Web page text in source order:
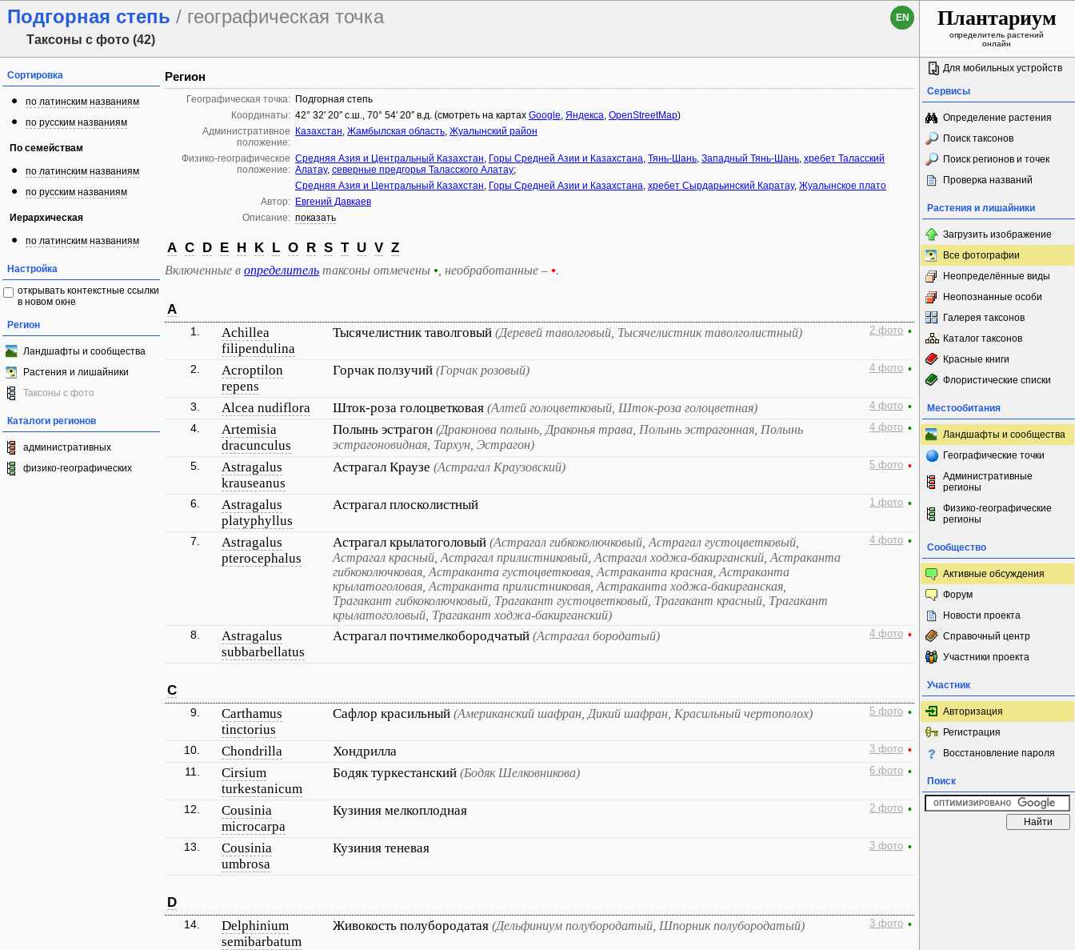
Подгорная степь / географическая точка
Таксоны с фото (42)
EN Плантариум
определитель растений
онлайн
Сортировка
по латинским названиям
по русским названиям
По семействам
по латинским названиям
по русским названиям
Иерархическая
по латинским названиям
Настройка
открывать контекстные ссылки
в новом окне
Регион
Ландшафты и сообщества
Растения и лишайники
Таксоны с фото
Каталоги регионов
административных
физико-географических
Регион
Географическая точка: Подгорная степь
Координаты: 42° 32′ 20″ с.ш., 70° 54′ 20″ в.д. (смотреть на картах Google, Яндекса, OpenStreetMap)
Административное
положение:
Казахстан, Жамбылская область, Жуалынский район
Физико-географическое
положение:
Средняя Азия и Центральный Казахстан, Горы Средней Азии и Казахстана, Тянь-Шань, Западный Тянь-Шань, хребет Таласский
Алатау, северные предгорья Таласского Алатау;
Средняя Азия и Центральный Казахстан, Горы Средней Азии и Казахстана, хребет Сырдарьинский Каратау, Жуалынское плато
Автор: Евгений Давкаев
Описание: показать
A C D E H K L O R S T U V Z
Включенные в определитель таксоны отмечены • , необработанные – •.
A
1.
Achillea
filipendulina
Тысячелистник таволговый (Деревей таволговый, Тысячелистник таволголистный) 2 фото •
2.
Acroptilon
repens
Горчак ползучий (Горчак розовый) 4 фото •
3. Alcea nudiflora Шток-роза голоцветковая (Алтей голоцветковый, Шток-роза голоцветная) 4 фото •
4.
Artemisia
dracunculus
Полынь эстрагон (Драконова полынь, Драконья трава, Полынь эстрагонная, Полынь
эстрагоновидная, Тархун, Эстрагон)
4 фото •
5.
Astragalus
krauseanus
Астрагал Краузе (Астрагал Краузовский) 5 фото •
6.
Astragalus
platyphyllus
Астрагал плосколистный 1 фото •
7.
Astragalus
pterocephalus
Астрагал крылатоголовый (Астрагал гибкоколючковый, Астрагал густоцветковый,
Астрагал красный, Астрагал прилистниковый, Астрагал ходжа-бакирганский, Астраканта
гибкоколючковая, Астраканта густоцветковая, Астраканта красная, Астраканта
крылатоголовая, Астраканта прилистниковая, Астраканта ходжа-бакирганская,
Трагакант гибкоколючковый, Трагакант густоцветковый, Трагакант красный, Трагакант
крылатоголовый, Трагакант ходжа-бакирганский)
4 фото •
8.
Astragalus
subbarbellatus
Астрагал почтимелкобородчатый (Астрагал бородатый) 4 фото •
C
9.
Carthamus
tinctorius
Сафлор красильный (Американский шафран, Дикий шафран, Красильный чертополох) 5 фото •
10. Chondrilla Хондрилла 3 фото •
11.
Cirsium
turkestanicum
Бодяк туркестанский (Бодяк Шелковникова) 6 фото •
12.
Cousinia
microcarpa
Кузиния мелкоплодная 2 фото •
13.
Cousinia
umbrosa
Кузиния теневая 3 фото •
D
14.
Delphinium
semibarbatum
Живокость полубородатая (Дельфиниум полубородатый, Шпорник полубородатый) 3 фото •
Для мобильных устройств
Сервисы
Определение растения
Поиск таксонов
Поиск регионов и точек
Проверка названий
Растения и лишайники
Загрузить изображение
Все фотографии
Неопределённые виды
Неопознанные особи
Галерея таксонов
Каталог таксонов
Красные книги
Флористические списки
Местообитания
Ландшафты и сообщества
Географические точки
Административные
регионы
Физико-географические
регионы
Сообщество
Активные обсуждения
Форум
Новости проекта
Справочный центр
Участники проекта
Участник
Авторизация
Регистрация
Восстановление пароля
Поиск